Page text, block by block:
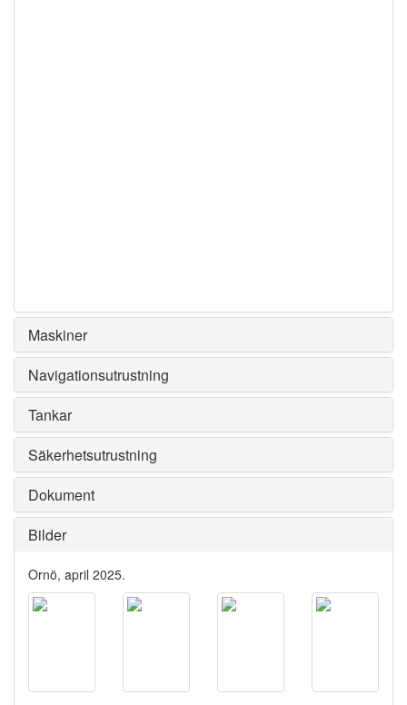
Maskiner
Navigationsutrustning
Tankar
Säkerhetsutrustning
Dokument
Bilder
Ornö, april 2025.